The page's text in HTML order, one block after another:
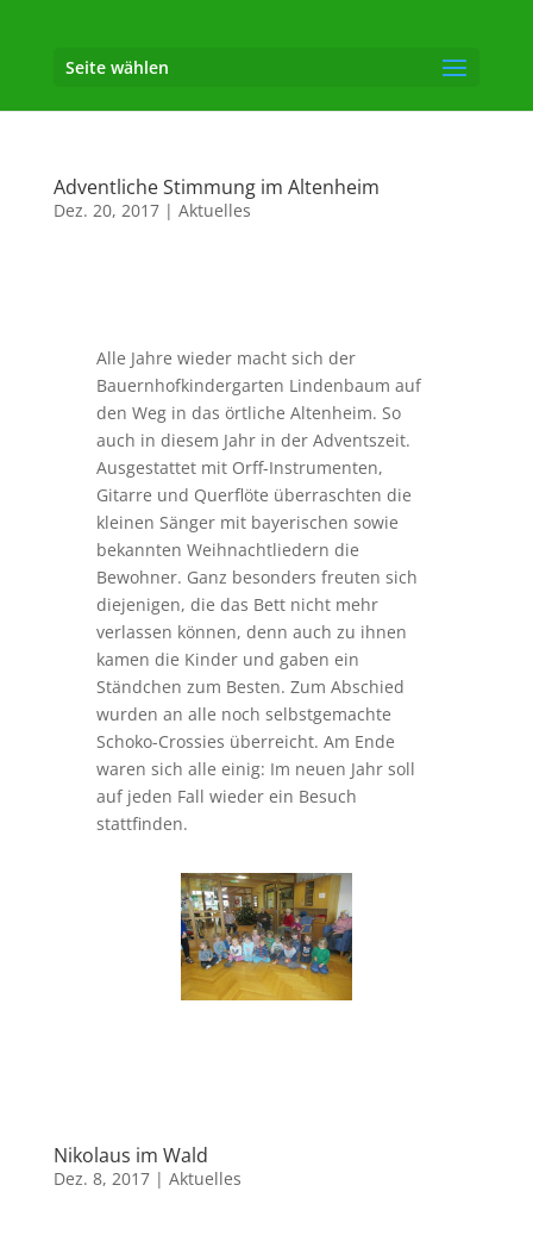
Seite wählen
Adventliche Stimmung im Altenheim
Dez. 20, 2017| Aktuelles
Alle Jahre wieder macht sich der
Bauernhofkindergarten Lindenbaum auf
den Weg in das örtliche Altenheim. So
auch in diesem Jahr in der Adventszeit.
Ausgestattet mit Orff-Instrumenten,
Gitarre und Querflöte überraschten die
kleinen Sänger mit bayerischen sowie
bekannten Weihnachtliedern die
Bewohner. Ganz besonders freuten sich
diejenigen, die das Bett nicht mehr
verlassen können, denn auch zu ihnen
kamen die Kinder und gaben ein
Ständchen zum Besten. Zum Abschied
wurden an alle noch selbstgemachte
Schoko-Crossies überreicht. Am Ende
waren sich alle einig: Im neuen Jahr soll
auf jeden Fall wieder ein Besuch
stattfinden.
Nikolaus im Wald
Dez. 8, 2017| Aktuelles